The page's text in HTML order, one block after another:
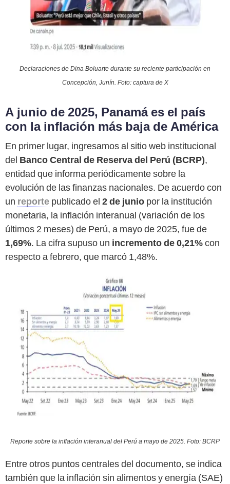
Declaraciones de Dina Boluarte durante su reciente participación en
Concepción, Junín. Foto: captura de X
A junio de 2025, Panamá es el país
con la inflación más baja de América
En primer lugar, ingresamos al sitio web institucional
del Banco Central de Reserva del Perú (BCRP),
entidad que informa periódicamente sobre la
evolución de las finanzas nacionales. De acuerdo con
un reporte publicado el 2 de junio por la institución
monetaria, la inflación interanual (variación de los
últimos 2 meses) de Perú, a mayo de 2025, fue de
1,69%. La cifra supuso un incremento de 0,21%con
respecto a febrero, que marcó 1,48%.
Reporte sobre la inflación interanual del Perú a mayo de 2025. Foto: BCRP
Entre otros puntos centrales del documento, se indica
también que la inflación sin alimentos y energía (SAE)